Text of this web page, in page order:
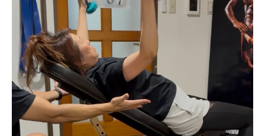
効果的な肩こり解消メニュー紹介
ローカルコミュニティでのジムの役割
地域密着型のサービスとサポート
通いやすさを左右するアクセス情報
フィードバックと改善のサイクル
個々のニーズに合わせたパーソナルジムで肩こ
りを撃退